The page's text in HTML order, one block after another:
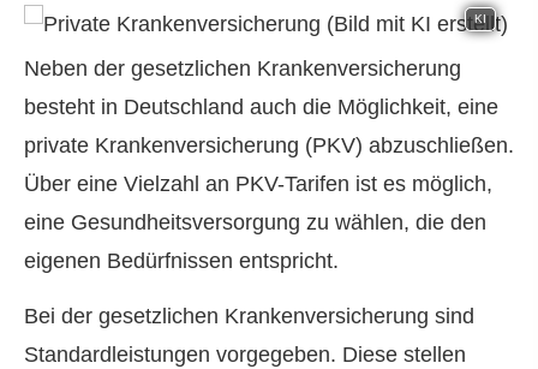
KI
Neben der gesetzlichen Kranken­ver­si­che­rung
besteht in Deutschland auch die Möglichkeit, eine
private Kranken­ver­si­che­rung (PKV) abzuschließen.
Über eine Vielzahl an PKV-Tarifen ist es möglich,
eine Gesundheitsversorgung zu wählen, die den
eigenen Bedürfnissen entspricht.
Bei der gesetzlichen Kranken­ver­si­che­rung sind
Standardleistungen vorgegeben. Diese stellen